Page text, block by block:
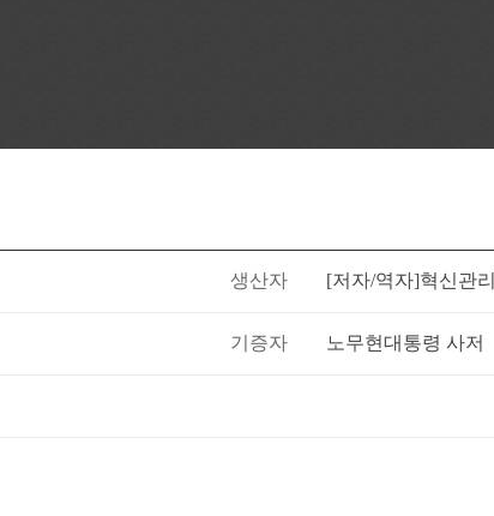
생산자 [저자/역자]혁신관
기증자 노무현대통령 사저